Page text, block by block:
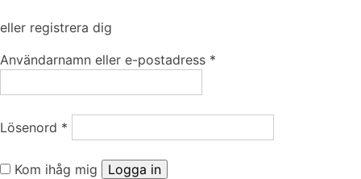
eller registrera dig
Användarnamn eller e-postadress *
Lösenord *
Kom ihåg mig Logga in